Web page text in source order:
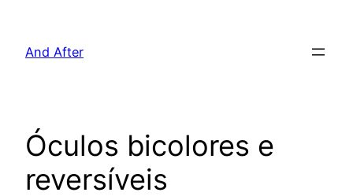
And After
Óculos bicolores e
reversíveis